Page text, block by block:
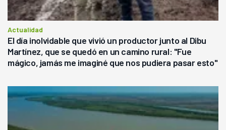
Actualidad
El día inolvidable que vivió un productor junto al Dibu
Martínez, que se quedó en un camino rural: "Fue
mágico, jamás me imaginé que nos pudiera pasar esto"